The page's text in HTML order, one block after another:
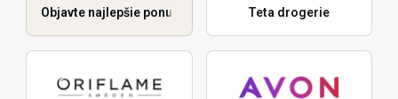
Objavte najlepšie ponuky Teta drogerie